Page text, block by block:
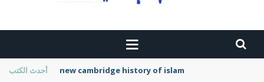
أحدث الكتب new cambridge history of islam